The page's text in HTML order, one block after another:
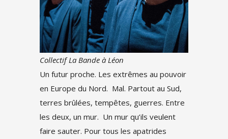
Collectif La Bande à Léon
Un futur proche. Les extrêmes au pouvoir
en Europe du Nord. Mal. Partout au Sud,
terres brûlées, tempêtes, guerres. Entre
les deux, un mur. Un mur qu’ils veulent
faire sauter. Pour tous les apatrides